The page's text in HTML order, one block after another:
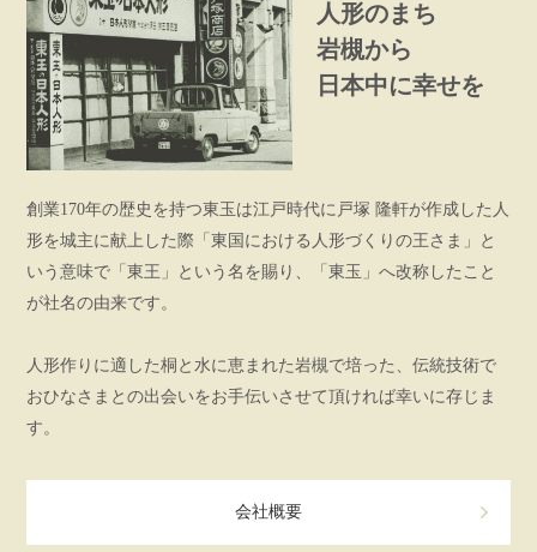
人形のまち
岩槻から
日本中に幸せを
創業170年の歴史を持つ東玉は江戸時代に戸塚 隆軒が作成した人
形を城主に献上した際「東国における人形づくりの王さま」と
いう意味で「東王」という名を賜り、「東玉」へ改称したこと
が社名の由来です。
人形作りに適した桐と水に恵まれた岩槻で培った、伝統技術で
おひなさまとの出会いをお手伝いさせて頂ければ幸いに存じま
す。
会社概要